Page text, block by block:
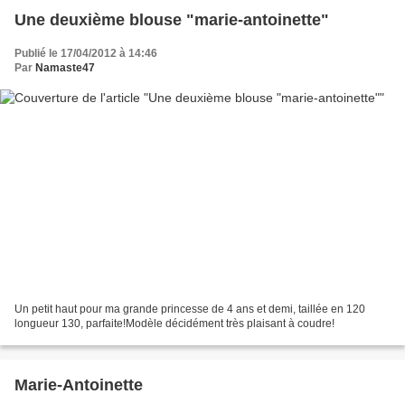
Une deuxième blouse "marie-antoinette"
Publié le 17/04/2012 à 14:46
Par Namaste47
Un petit haut pour ma grande princesse de 4 ans et demi, taillée en 120
longueur 130, parfaite!Modèle décidément très plaisant à coudre!
Marie-Antoinette